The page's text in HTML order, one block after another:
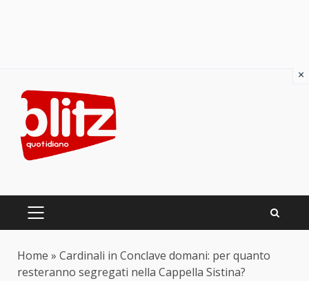
content
PRIMARY
Home » Cardinali in Conclave domani: per quanto
resteranno segregati nella Cappella Sistina?
×